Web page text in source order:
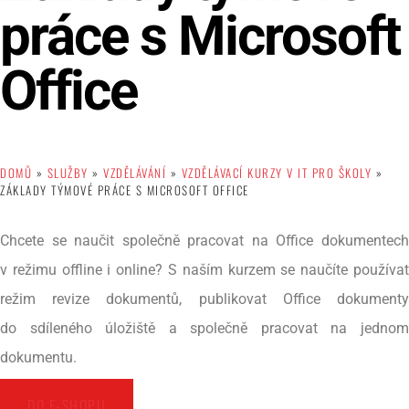
práce s Microsoft
Office
DOMŮ » SLUŽBY » VZDĚLÁVÁNÍ » VZDĚLÁVACÍ KURZY V IT PRO ŠKOLY »
ZÁKLADY TÝMOVÉ PRÁCE S MICROSOFT OFFICE
Chcete se naučit společně pracovat na Office dokumentech
v režimu offline i online? S naším kurzem se naučíte používat
režim revize dokumentů, publikovat Office dokumenty
do sdíleného úložiště a společně pracovat na jednom
dokumentu.